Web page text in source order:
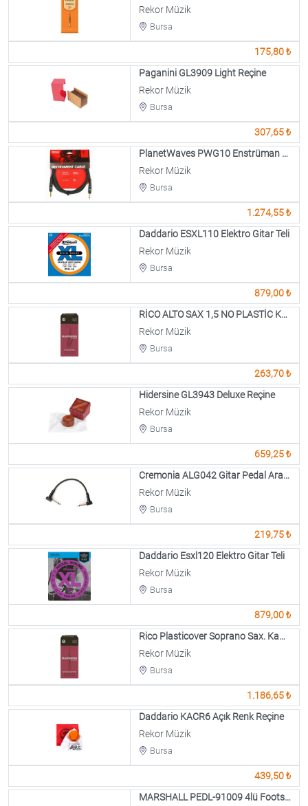
Rekor Müzik
Bursa
175,80 ₺
Paganini GL3909 Light Reçine
Rekor Müzik
Bursa
307,65 ₺
PlanetWaves PWG10 Enstrüman Kablosu
Rekor Müzik
Bursa
1.274,55 ₺
Daddario ESXL110 Elektro Gitar Teli
Rekor Müzik
Bursa
879,00 ₺
RİCO ALTO SAX 1,5 NO PLASTİC KAMIŞ(1 Adet Fiytdr)
Rekor Müzik
Bursa
263,70 ₺
Hidersine GL3943 Deluxe Reçine
Rekor Müzik
Bursa
659,25 ₺
Cremonia ALG042 Gitar Pedal Ara Kablosu
Rekor Müzik
Bursa
219,75 ₺
Daddario Esxl120 Elektro Gitar Teli
Rekor Müzik
Bursa
879,00 ₺
Rico Plasticover Soprano Sax. Kamışı No:2(1 Adet)
Rekor Müzik
Bursa
1.186,65 ₺
Daddario KACR6 Açık Renk Reçine
Rekor Müzik
Bursa
439,50 ₺
MARSHALL PEDL-91009 4lü Footswitch